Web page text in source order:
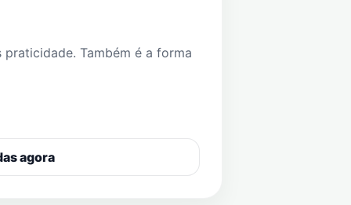
Também é a forma
agora